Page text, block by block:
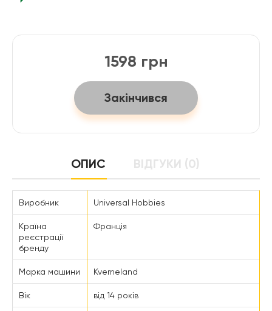
1598 грн
Закінчився
ОПИС ВІДГУКИ (0)
Виробник Universal Hobbies
Країна
реєстрації
бренду
Франція
Марка машини Kverneland
Вік від 14 років